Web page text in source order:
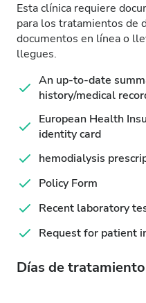
Esta clínica requiere
para los tratamientos de
documentos en línea o
llegues.
An up-to-date
history/medical
European Health
identity card
hemodialysis
Policy Form
Recent laboratory
Request for patient
Días de